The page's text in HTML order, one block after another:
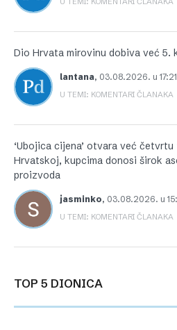
Dio Hrvata mirovinu dobiva već 5.
lantana, 03.08.2026. u 17:21
U TEMI: KOMENTARI ČLANAKA
‘Ubojica cijena’ otvara već
Hrvatskoj, kupcima donosi širok
proizvoda
jasminko, 03.08.2026. u
U TEMI: KOMENTARI ČLANAKA
TOP 5 DIONICA